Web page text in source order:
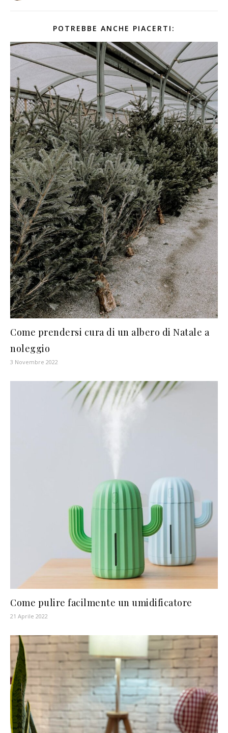
POTREBBE ANCHE PIACERTI:
Come prendersi cura di un albero di Natale a
noleggio
3 Novembre 2022
Come pulire facilmente un umidificatore
21 Aprile 2022